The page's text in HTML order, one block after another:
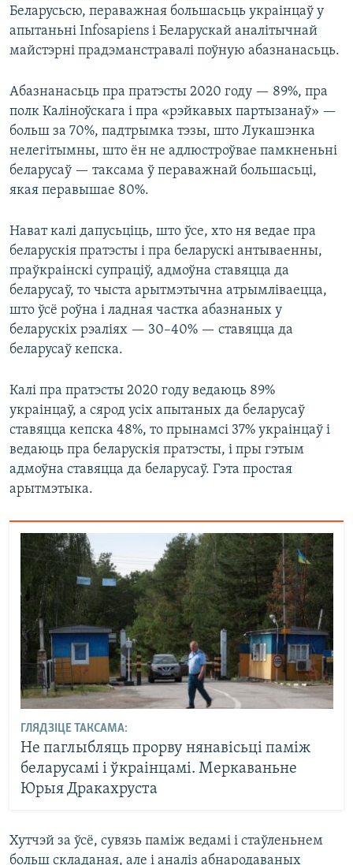
Беларусьсю, пераважная большасьць украінцаў у
апытаньні Infosapiens і Беларускай аналітычнай
майстэрні прадэманстравалі поўную абазнанасьць.
Абазнанасьць пра пратэсты 2020 году — 89%, пра
полк Каліноўскага і пра «рэйкавых партызанаў» —
больш за 70%, падтрымка тэзы, што Лукашэнка
нелегітымны, што ён не адлюстроўвае памкненьні
беларусаў — таксама ў пераважнай большасьці,
якая перавышае 80%.
Нават калі дапусьціць, што ўсе, хто ня ведае пра
беларускія пратэсты і пра беларускі антываенны,
праўкраінскі супраціў, адмоўна ставяцца да
беларусаў, то чыста арытмэтычна атрымліваецца,
што ўсё роўна і ладная частка абазнаных у
беларускіх рэаліях — 30–40% — ставяцца да
беларусаў кепска.
Калі пра пратэсты 2020 году ведаюць 89%
украінцаў, а сярод усіх апытаных да беларусаў
ставяцца кепска 48%, то прынамсі 37% украінцаў і
ведаюць пра беларускія пратэсты, і пры гэтым
адмоўна ставяцца да беларусаў. Гэта простая
арытмэтыка.
ГЛЯДЗІЦЕ ТАКСАМА:
Не паглыбляць прорву нянавісьці паміж
беларусамі і ўкраінцамі. Меркаваньне
Юрыя Дракахруста
Хутчэй за ўсё, сувязь паміж ведамі і стаўленьнем
больш складаная, але і аналіз абнародаваных